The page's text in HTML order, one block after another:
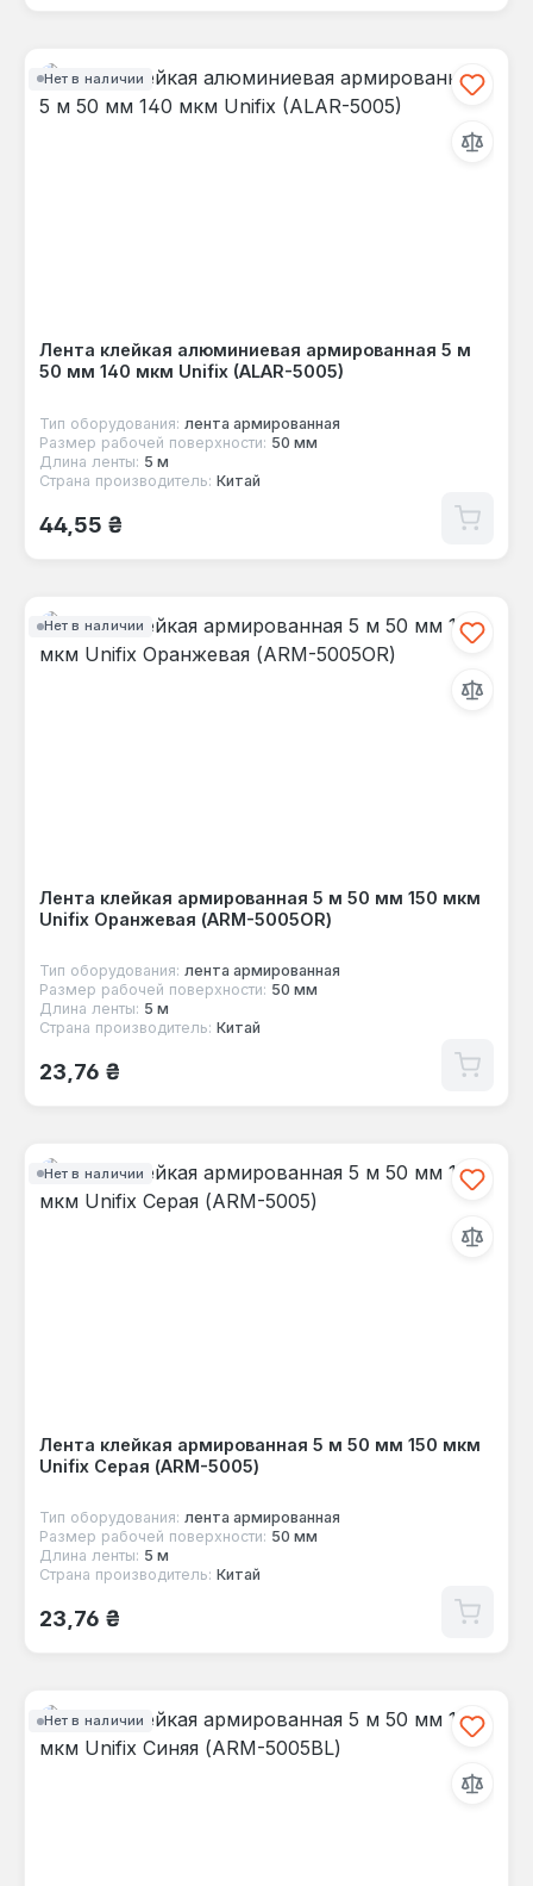
Нет в наличии
Лента клейкая алюминиевая армированная 5 м
50 мм 140 мкм Unifix (ALAR-5005)
Тип оборудования: лента армированная
Размер рабочей поверхности: 50 мм
Длина ленты: 5 м
Страна производитель: Китай
Обычная цена:
44,55 ₴
Нет в наличии
Лента клейкая армированная 5 м 50 мм 150 мкм
Unifix Оранжевая (ARM-5005OR)
Тип оборудования: лента армированная
Размер рабочей поверхности: 50 мм
Длина ленты: 5 м
Страна производитель: Китай
Обычная цена:
23,76 ₴
Нет в наличии
Лента клейкая армированная 5 м 50 мм 150 мкм
Unifix Серая (ARM-5005)
Тип оборудования: лента армированная
Размер рабочей поверхности: 50 мм
Длина ленты: 5 м
Страна производитель: Китай
Обычная цена:
23,76 ₴
Нет в наличии